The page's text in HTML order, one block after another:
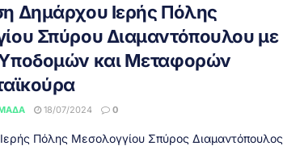
Δημάρχου Ιερής Πόλης
Σπύρου Διαμαντόπουλου με
και Μεταφορών
18/07/2024 0
Πόλης Μεσολογγίου Σπύρος Διαμαντόπουλος